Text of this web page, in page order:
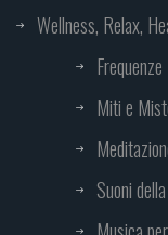
Wellness, Relax,
Frequenze
Miti e
Suoni